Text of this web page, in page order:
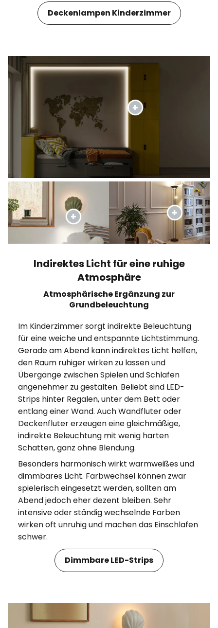
Deckenlampen Kinderzimmer
Indirektes Licht für eine ruhige
Atmosphäre
Atmosphärische Ergänzung zur
Grundbeleuchtung
Im Kinderzimmer sorgt indirekte Beleuchtung
für eine weiche und entspannte Lichtstimmung.
Gerade am Abend kann indirektes Licht helfen,
den Raum ruhiger wirken zu lassen und
Übergänge zwischen Spielen und Schlafen
angenehmer zu gestalten. Beliebt sind LED-
Strips hinter Regalen, unter dem Bett oder
entlang einer Wand. Auch Wandfluter oder
Deckenfluter erzeugen eine gleichmäßige,
indirekte Beleuchtung mit wenig harten
Schatten, ganz ohne Blendung.
Besonders harmonisch wirkt warmweißes und
dimmbares Licht. Farbwechsel können zwar
spielerisch eingesetzt werden, sollten am
Abend jedoch eher dezent bleiben. Sehr
intensive oder ständig wechselnde Farben
wirken oft unruhig und machen das Einschlafen
schwer.
Dimmbare LED-Strips